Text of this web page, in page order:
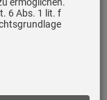
6 Abs. 1 lit. f